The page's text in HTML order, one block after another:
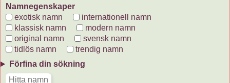
Namnegenskaper
exotisk namn
internationell namn
klassisk namn
modern namn
original namn
svensk namn
tidlös namn
trendig namn
Förfina din sökning